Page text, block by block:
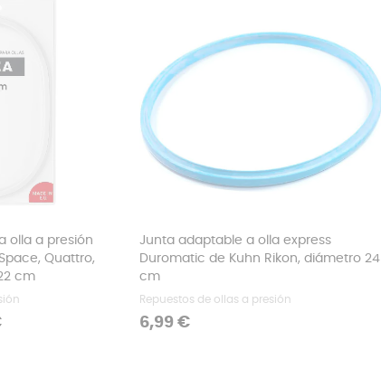
olla a presión
Quattro,
cm
Junta adaptable a olla express
Duromatic de Kuhn Rikon, diámetro 24
cm
Repuestos de ollas a presión
Precio
6,99 €